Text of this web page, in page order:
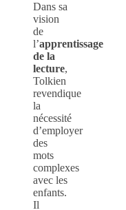
Dans sa
vision
de
l’apprentissage
de la
lecture,
Tolkien
revendique
la
nécessité
d’employer
des
mots
complexes
avec les
enfants.
Il